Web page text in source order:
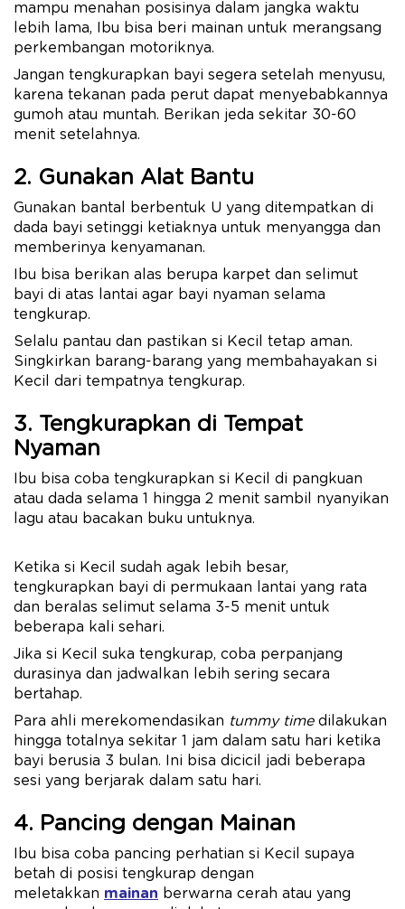
mampu menahan posisinya dalam jangka waktu
lebih lama, Ibu bisa beri mainan untuk merangsang
perkembangan motoriknya.
Jangan tengkurapkan bayi segera setelah menyusu,
karena tekanan pada perut dapat menyebabkannya
gumoh atau muntah. Berikan jeda sekitar 30-60
menit setelahnya.
2. Gunakan Alat Bantu
Gunakan bantal berbentuk U yang ditempatkan di
dada bayi setinggi ketiaknya untuk menyangga dan
memberinya kenyamanan.
Ibu bisa berikan alas berupa karpet dan selimut
bayi di atas lantai agar bayi nyaman selama
tengkurap.
Selalu pantau dan pastikan si Kecil tetap aman.
Singkirkan barang-barang yang membahayakan si
Kecil dari tempatnya tengkurap.
3. Tengkurapkan di Tempat
Nyaman
Ibu bisa coba tengkurapkan si Kecil di pangkuan
atau dada selama 1 hingga 2 menit sambil nyanyikan
lagu atau bacakan buku untuknya.
Ketika si Kecil sudah agak lebih besar,
tengkurapkan bayi di permukaan lantai yang rata
dan beralas selimut selama 3-5 menit untuk
beberapa kali sehari.
Jika si Kecil suka tengkurap, coba perpanjang
durasinya dan jadwalkan lebih sering secara
bertahap.
Para ahli merekomendasikan tummy timedilakukan
hingga totalnya sekitar 1 jam dalam satu hari ketika
bayi berusia 3 bulan. Ini bisa dicicil jadi beberapa
sesi yang berjarak dalam satu hari.
4. Pancing dengan Mainan
Ibu bisa coba pancing perhatian si Kecil supaya
betah di posisi tengkurap dengan
meletakkan mainan berwarna cerah atau yang